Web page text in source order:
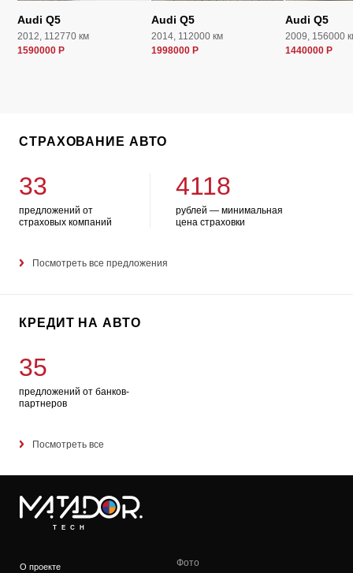
Audi Q5
2012, 112770 км
1590000 Р
Audi Q5
2014, 112000 км
1998000 Р
Audi Q5
2009, 156000
1440000 Р
СТРАХОВАНИЕ АВТО
33
предложений от
страховых компаний
4118
рублей — минимальная
цена страховки
Посмотреть все предложения
КРЕДИТ НА АВТО
35
предложений от банков-
партнеров
Посмотреть все
TECH
О проекте
Фото